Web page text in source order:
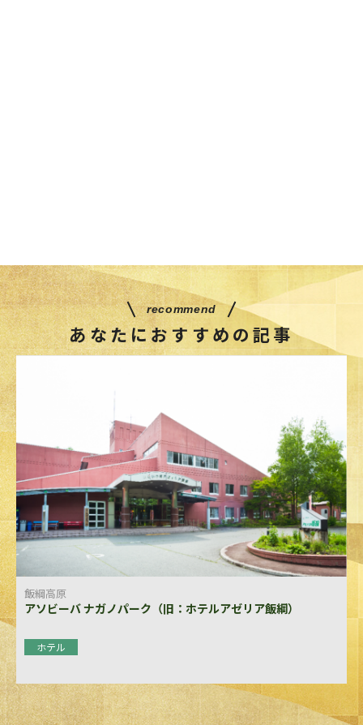
recommend
あなたにおすすめの記事
飯綱高原
アソビーバ ナガノパーク（旧：ホテルアゼリア飯綱）
ホテル